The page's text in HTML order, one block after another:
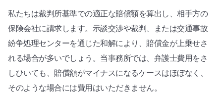
私たちは裁判所基準での適正な賠償額を算出し、相手方の
保険会社に請求します。示談交渉や裁判、または交通事故
紛争処理センターを通じた和解により、賠償金が上乗せさ
れる場合が多いでしょう。当事務所では、弁護士費用をさ
しひいても、賠償額がマイナスになるケースはほぼなく、
そのような場合には費用はいただきません。